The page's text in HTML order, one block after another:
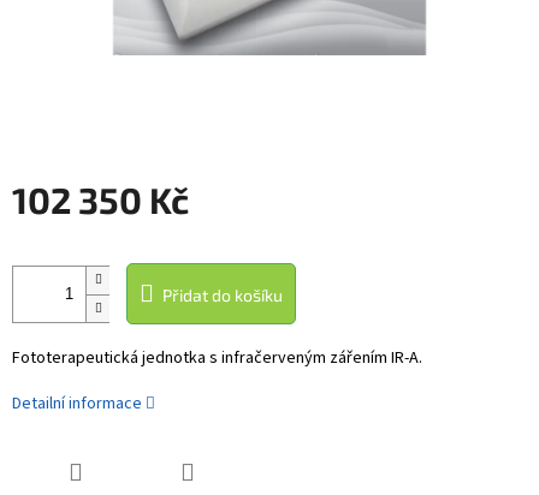
102 350 Kč
cena:
Přidat do košíku
Fototerapeutická jednotka s infračerveným zářením IR-A.
Detailní informace